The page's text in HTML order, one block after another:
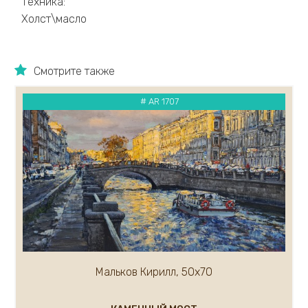
Каковкин Е.
Казак Мария
Карнаухов Кирилл
Касымова Назокат
Кипарисов Леонид
Каталкин Артем
Кирьянов Алексей
Климов Рудольф
Климов Юрий
Ковалев Кирилл
Кожевников Владимир
Ковалёв Сергей
Кондратьев Михаил
Короленко Вячеслав
Кравцов Дмитрий
Холст\масло
Смотрите также
# AR 1707
Мальков Кирилл, 50х70